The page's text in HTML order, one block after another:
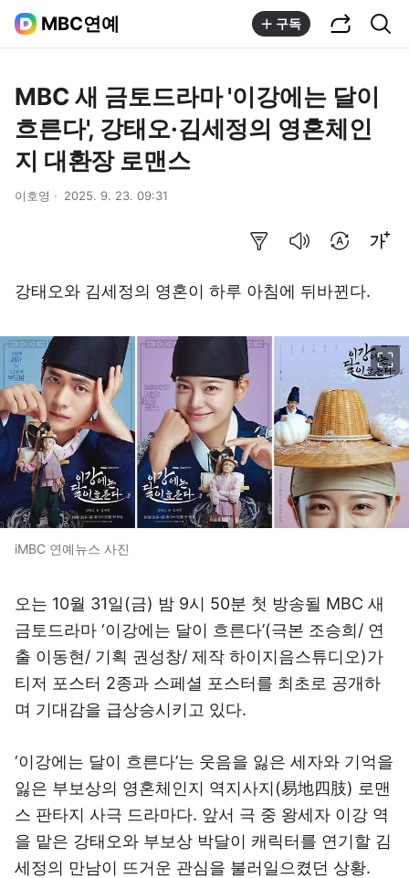
MBC연예 구독
MBC 새 금토드라마 '이강에는 달이
흐른다', 강태오·김세정의 영혼체인
지 대환장 로맨스
이호영 2025. 9. 23. 09:31
강태오와 김세정의 영혼이 하루 아침에 뒤바뀐다.
iMBC 연예뉴스 사진
오는 10월 31일(금) 밤 9시 50분 첫 방송될 MBC 새
금토드라마 ‘이강에는 달이 흐른다’(극본 조승희/ 연
출 이동현/ 기획 권성창/ 제작 하이지음스튜디오)가
티저 포스터 2종과 스페셜 포스터를 최초로 공개하
며 기대감을 급상승시키고 있다.
‘이강에는 달이 흐른다’는 웃음을 잃은 세자와 기억을
잃은 부보상의 영혼체인지 역지사지(易地四肢) 로맨
스 판타지 사극 드라마다. 앞서 극 중 왕세자 이강 역
을 맡은 강태오와 부보상 박달이 캐릭터를 연기할 김
세정의 만남이 뜨거운 관심을 불러일으켰던 상황.